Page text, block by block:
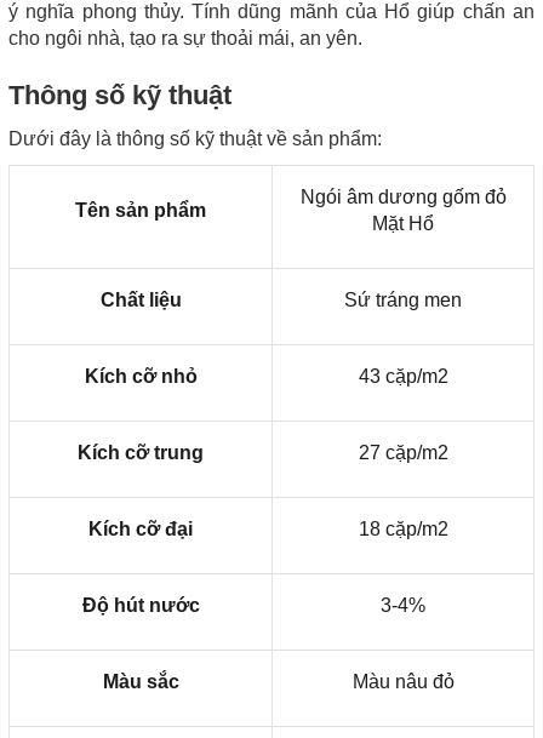
ý nghĩa phong thủy. Tính dũng mãnh của Hổ giúp chấn an
cho ngôi nhà, tạo ra sự thoải mái, an yên.
Thông số kỹ thuật
Dưới đây là thông số kỹ thuật về sản phẩm:
Tên sản phẩm
Ngói âm dương gốm đỏ
Mặt Hổ
Chất liệu Sứ tráng men
Kích cỡ nhỏ 43 cặp/m2
Kích cỡ trung 27 cặp/m2
Kích cỡ đại 18 cặp/m2
Độ hút nước 3-4%
Màu sắc Màu nâu đỏ